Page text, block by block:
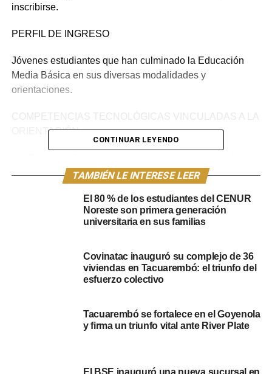
inscribirse.
PERFIL DE INGRESO
Jóvenes estudiantes que han culminado la Educación
Media Básica en sus diversas modalidades y
orientaciones.
COMPETENCIAS TECNOLÓGICAS VINCULADAS A LA
ORIENTACIÓN
así como recursos humanos y financieros, para
desarrollar proyectos audiovisuales y de comunicación
creativa e innovadora.
● Desarrolla e implementa estrategias de comunicación
multimediales orientadas a audiencias diversas,
identificando objetivos de comunicación, medios y
● Diseña y desarrolla proyectos audiovisuales y de
autónoma mediante el uso de tecnologías y normativas
CONTINUAR LEYENDO
TAMBIÉN LE INTERESE LEER
El 80 % de los estudiantes del CENUR
Noreste son primera generación
universitaria en sus familias
Covinatac inauguró su complejo de 36
viviendas en Tacuarembó: el triunfo del
esfuerzo colectivo
Tacuarembó se fortalece en el Goyenola
y firma un triunfo vital ante River Plate
El BSE inauguró una nueva sucursal en